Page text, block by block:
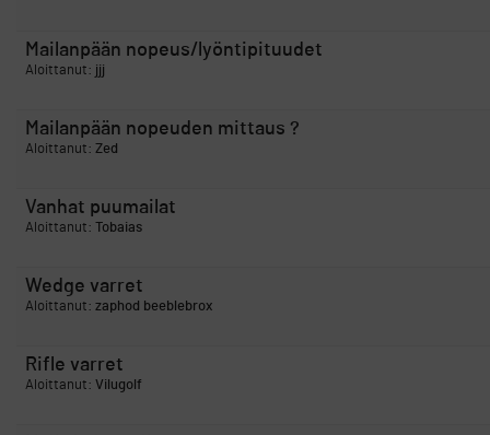
Mailanpään nopeus/lyöntipituudet
Aloittanut: jjj
Mailanpään nopeuden mittaus ?
Aloittanut: Zed
Vanhat puumailat
Aloittanut: Tobaias
Wedge varret
Aloittanut: zaphod beeblebrox
Rifle varret
Aloittanut: Vilugolf